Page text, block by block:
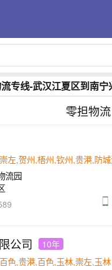
专线-武汉江夏区到南
零担物流
左,贺州,梧州,钦州,贵港,防
流园
公司 10年
色,贵港,百色,玉林,崇左,玉林